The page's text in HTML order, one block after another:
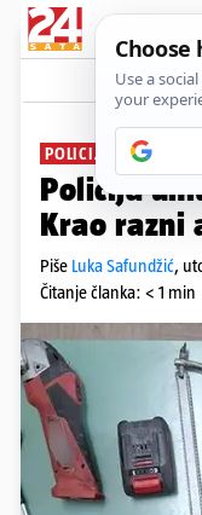
POLICIJA OBJAVILA
Policija
Krao razni
Piše Luka Safundžić,
Čitanje članka: < 1 min